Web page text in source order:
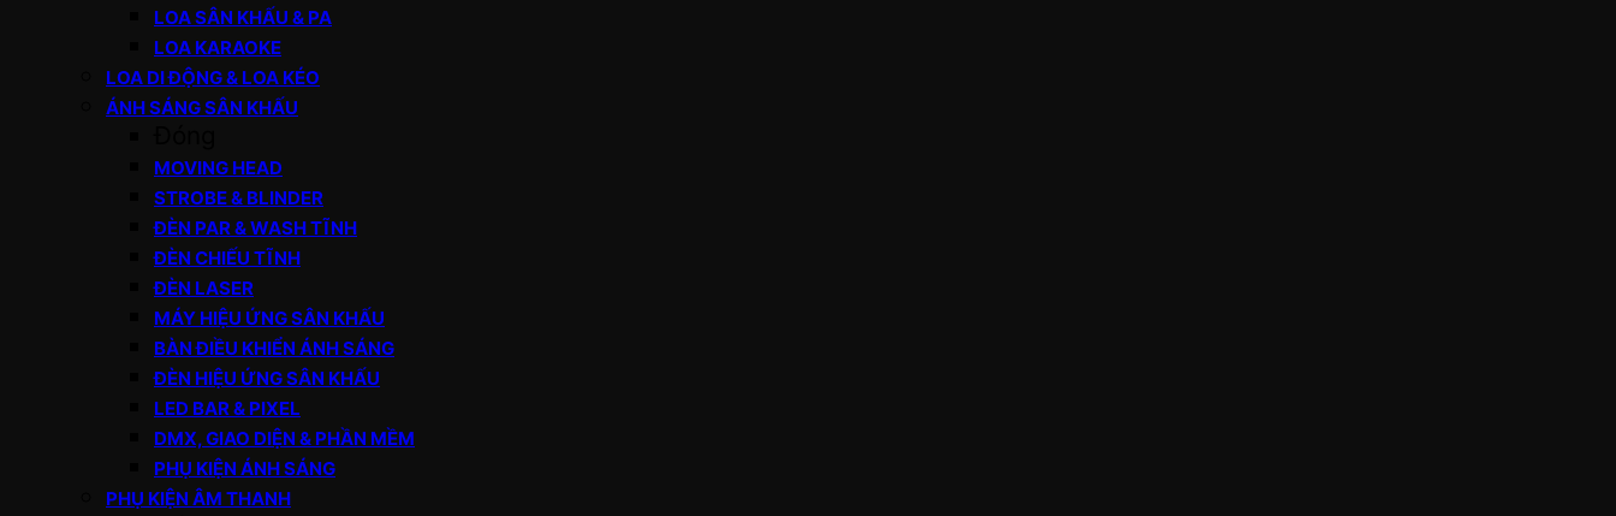
LOA SÂN KHẤU & PA
LOA KARAOKE
LOA DI ĐỘNG & LOA KÉO
ÁNH SÁNG SÂN KHẤU
MOVING HEAD
STROBE & BLINDER
ĐÈN PAR & WASH TĨNH
ĐÈN CHIẾU TĨNH
ĐÈN LASER
MÁY HIỆU ỨNG SÂN KHẤU
BÀN ĐIỀU KHIỂN ÁNH SÁNG
ĐÈN HIỆU ỨNG SÂN KHẤU
LED BAR & PIXEL
DMX, GIAO DIỆN & PHẦN MỀM
PHỤ KIỆN ÁNH SÁNG
PHỤ KIỆN ÂM THANH